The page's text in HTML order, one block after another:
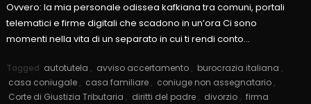
Ovvero: la mia personale odissea kafkiana tra comuni, portali
telematici e firme digitali che scadono in un’ora Ci sono
momenti nella vita di un separato in cui ti rendi conto…
Tagged autotutela , avviso accertamento , burocrazia italiana ,
casa coniugale , casa familiare , coniuge non assegnatario ,
Corte di Giustizia Tributaria , diritti del padre , divorzio , firma